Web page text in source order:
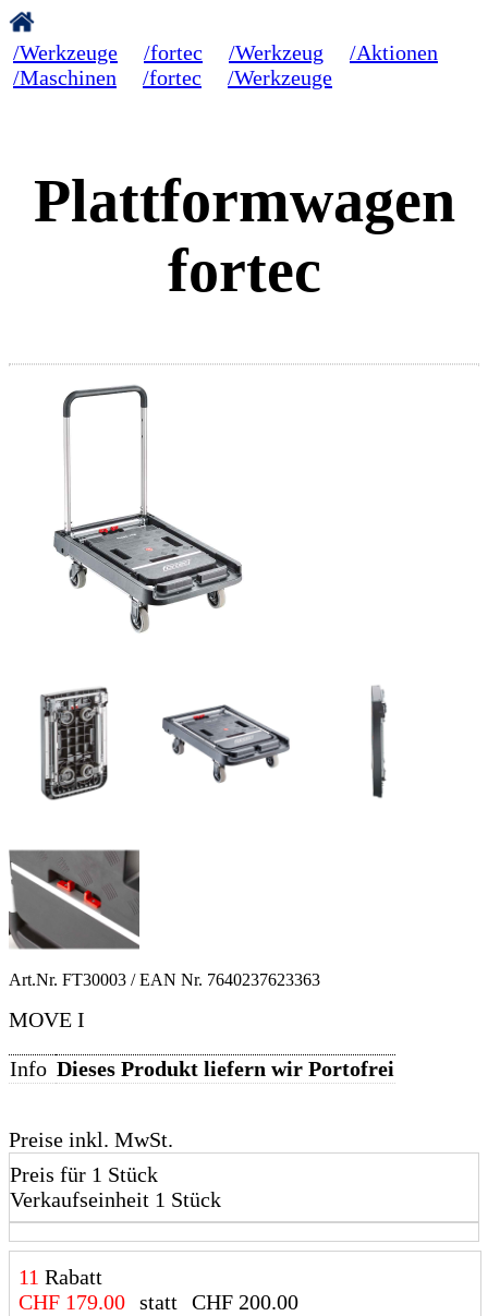
/Werkzeuge /fortec /Werkzeug
/Aktionen
/Maschinen
/fortec /Werkzeuge
Plattformwagen
fortec
Art.Nr. FT30003 / EAN Nr. 7640237623363
MOVE I
Info Dieses Produkt liefern wir Portofrei
Preise inkl. MwSt.
Preis für 1 Stück
Verkaufseinheit 1 Stück
11 Rabatt
CHF 179.00 statt CHF 200.00